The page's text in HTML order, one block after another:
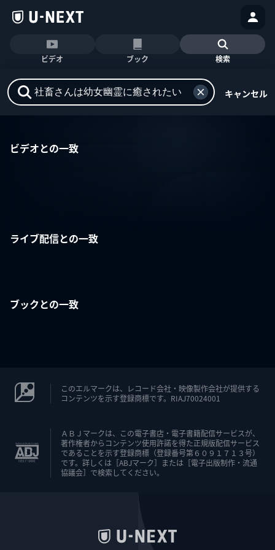
ビデオ ブック 検索
キャンセル
ビデオとの一致
ライブ配信との一致
ブックとの一致
このエルマークは、レコード会社・映像製作会社が提供する
コンテンツを示す登録商標です。RIAJ70024001
ＡＢＪマークは、この電子書店・電子書籍配信サービスが、
著作権者からコンテンツ使用許諾を得た正規版配信サービス
であることを示す登録商標（登録番号第６０９１７１３号）
です。詳しくは［ABJマーク］または［電子出版制作・流通
協議会］で検索してください。